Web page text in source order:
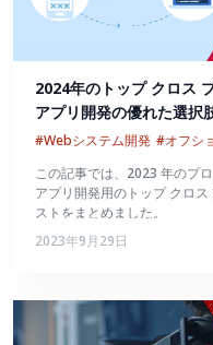
2024年のトップ クロス
アプリ開発の優れた選択
#Webシステム開発 #オフシ
この記事では、2023 年のプ
アプリ開発用のトップ クロ
ストをまとめました。
2023年9月29日